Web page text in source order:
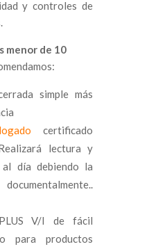
y controles de
menor de 10
simple más
certificado
lectura y
día debiendo la
V/I de fácil
para productos